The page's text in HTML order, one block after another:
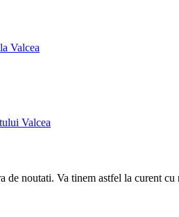
Valcea
Valcea
de noutati. Va tinem astfel la curent